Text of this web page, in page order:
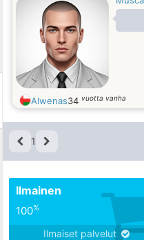
Alwenas34 vuotta vanha
1
Ilmainen
100%
Ilmaiset palvelut